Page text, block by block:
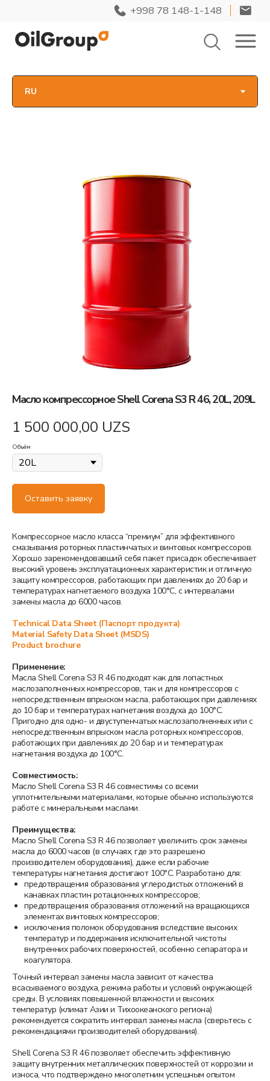
+998 78 148-1-148
Масло компрессорное Shell Corena S3 R 46, 20L, 209L
1 500 000,00 UZS
Объём
Оставить заявку
Компрессорное масло класса “премиум” для эффективного
смазывания роторных пластинчатых и винтовых компрессоров.
Хорошо зарекомендовавший себя пакет присадок обеспечивает
высокий уровень эксплуатационных характеристик и отличную
защиту компрессоров, работающих при давлениях до 20 бар и
температурах нагнетаемого воздуха 100°C, с интервалами
замены масла до 6000 часов.
Technical Data Sheet (Паспорт продукта)
Material Safety Data Sheet (MSDS)
Product brochure
Применение:
Масла Shell Corena S3 R 46 подходят как для лопастных
маслозаполненных компрессоров, так и для компрессоров с
непосредственным впрыском масла, работающих при давлениях
до 10 бар и температурах нагнетания воздуха до 100°C.
Пригодно для одно- и двуступенчатых маслозаполненных или с
непосредственным впрыском масла роторных компрессоров,
работающих при давлениях до 20 бар и и температурах
нагнетания воздуха до 100°C.
Совместимость:
Масло Shell Corena S3 R 46 совместимы со всеми
уплотнительными материалами, которые обычно используются
работе с минеральными маслами.
Преимущества:
Масло Shell Corena S3 R 46 позволяет увеличить срок замены
масла до 6000 часов (в случаях, где это разрешено
производителем оборудования), даже если рабочие
температуры нагнетания достигают 100°C. Разработано для:
предотвращения образования углеродистых отложений в
канавках пластин ротационных компрессоров;
предотвращения образования отложений на вращающихся
элементах винтовых компрессоров;
исключения поломок оборудования вследствие высоких
температур и поддержания исключительной чистоты
внутренних рабочих поверхностей, особенно сепаратора и
коагулятора.
Точный интервал замены масла зависит от качества
всасываемого воздуха, режима работы и условий окружающей
среды. В условиях повышенной влажности и высоких
температур (климат Азии и Тихоокеанского региона)
рекомендуется сократить интервал замены масла (сверьтесь с
рекомендациями производителей оборудования).
Shell Corena S3 R 46 позволяет обеспечить эффективную
защиту внутренних металлических поверхностей от коррозии и
износа, что подтверждено многолетним успешным опытом